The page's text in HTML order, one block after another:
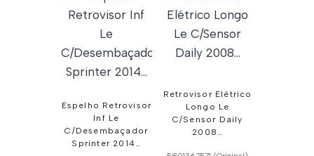
Espelho Retrovisor
Inf Le
C/Desembaçador
Sprinter 2014…
Retrovisor Elétrico
Longo Le
C/Sensor Daily
2008…